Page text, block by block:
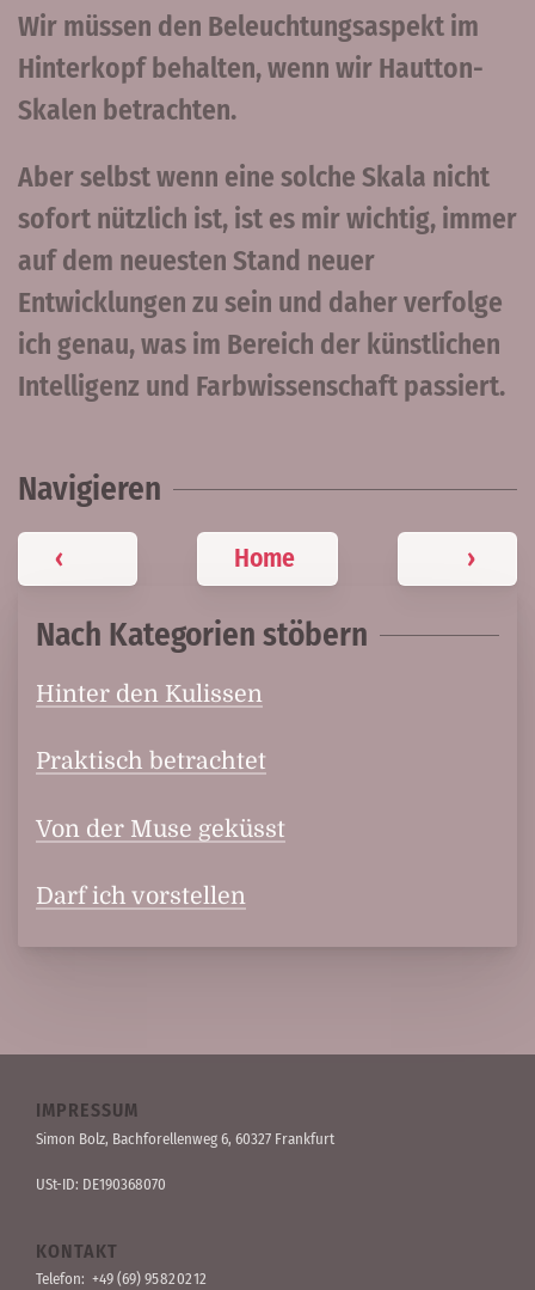
Wir müssen den Beleuchtungsaspekt im
Hinterkopf behalten, wenn wir Hautton-
Skalen betrachten.
Aber selbst wenn eine solche Skala nicht
sofort nützlich ist, ist es mir wichtig, immer
auf dem neuesten Stand neuer
Entwicklungen zu sein und daher verfolge
ich genau, was im Bereich der künstlichen
Intelligenz und Farbwissenschaft passiert.
Navigieren
‹ Home ›
Nach Kategorien stöbern
Hinter den Kulissen
Praktisch betrachtet
Von der Muse geküsst
Darf ich vorstellen
IMPRESSUM
Simon Bolz, Bachforellen­weg 6, 60327 Frankfurt
USt-ID: DE190368070
KONTAKT
Telefon: +49 (69) 95 82 02 12